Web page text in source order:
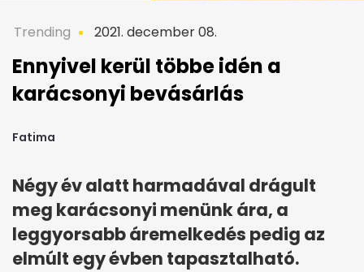
Trending 2021. december 08.
Ennyivel kerül többe idén a
karácsonyi bevásárlás
Fatima
Négy év alatt harmadával drágult
meg karácsonyi menünk ára, a
leggyorsabb áremelkedés pedig az
elmúlt egy évben tapasztalható.